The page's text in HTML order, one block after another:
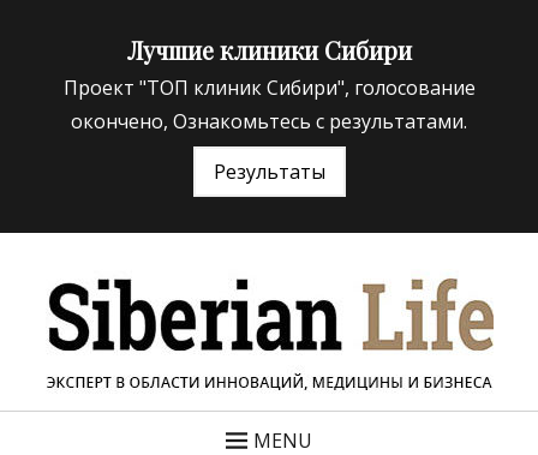
Лучшие клиники Сибири
Проект "ТОП клиник Сибири", голосование
окончено, Ознакомьтесь с результатами.
Результаты
«Siberian Life»
MENU